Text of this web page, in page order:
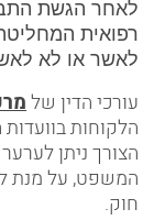
לאחר הגשת
רפואית
לאשר או לא
עורכי הדין של
הלקוחות
הצורך ניתן
המשפט, על מנת
חוק.